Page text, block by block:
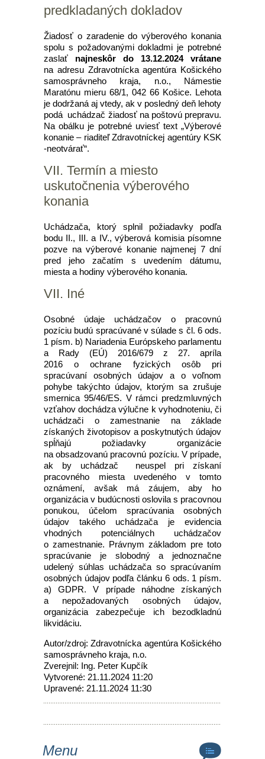
predkladaných dokladov
Žiadosť o zaradenie do výberového konania
spolu s požadovanými dokladmi je potrebné
zaslať najneskôr do 13.12.2024 vrátane
na adresu Zdravotnícka agentúra Košického
samosprávneho kraja, n.o., Námestie
Maratónu mieru 68/1, 042 66 Košice. Lehota
je dodržaná aj vtedy, ak v posledný deň lehoty
podá uchádzač žiadosť na poštovú prepravu.
Na obálku je potrebné uviesť text „Výberové
konanie – riaditeľ Zdravotníckej agentúry KSK
-neotvárať“.
VII. Termín a miesto
uskutočnenia výberového
konania
Uchádzača, ktorý splnil požiadavky podľa
bodu II., III. a IV., výberová komisia písomne
pozve na výberové konanie najmenej 7 dní
pred jeho začatím s uvedením dátumu,
miesta a hodiny výberového konania.
VII. Iné
Osobné údaje uchádzačov o pracovnú
pozíciu budú spracúvané v súlade s čl. 6 ods.
1 písm. b) Nariadenia Európskeho parlamentu
a Rady (EÚ) 2016/679 z 27. apríla
2016 o ochrane fyzických osôb pri
spracúvaní osobných údajov a o voľnom
pohybe takýchto údajov, ktorým sa zrušuje
smernica 95/46/ES. V rámci predzmluvných
vzťahov dochádza výlučne k vyhodnoteniu, či
uchádzači o zamestnanie na základe
získaných životopisov a poskytnutých údajov
spĺňajú požiadavky organizácie
na obsadzovanú pracovnú pozíciu. V prípade,
ak by uchádzač neuspel pri získaní
pracovného miesta uvedeného v tomto
oznámení, avšak má záujem, aby ho
organizácia v budúcnosti oslovila s pracovnou
ponukou, účelom spracúvania osobných
údajov takého uchádzača je evidencia
vhodných potenciálnych uchádzačov
o zamestnanie. Právnym základom pre toto
spracúvanie je slobodný a jednoznačne
udelený súhlas uchádzača so spracúvaním
osobných údajov podľa článku 6 ods. 1 písm.
a) GDPR. V prípade náhodne získaných
a nepožadovaných osobných údajov,
organizácia zabezpečuje ich bezodkladnú
likvidáciu.
Autor/zdroj: Zdravotnícka agentúra Košického
samosprávneho kraja, n.o.
Zverejnil: Ing. Peter Kupčík
Vytvorené: 21.11.2024 11:20
Upravené: 21.11.2024 11:30
Menu